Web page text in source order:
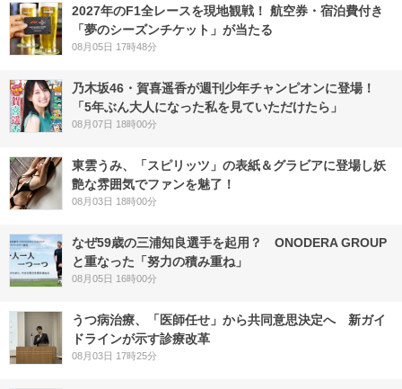
2027年のF1全レースを現地観戦！ 航空券・宿泊費付き
「夢のシーズンチケット」が当たる
08月05日 17時48分
乃木坂46・賀喜遥香が週刊少年チャンピオンに登場！
「5年ぶん大人になった私を見ていただけたら」
08月07日 18時00分
東雲うみ、「スピリッツ」の表紙＆グラビアに登場し妖
艶な雰囲気でファンを魅了！
08月03日 18時00分
なぜ59歳の三浦知良選手を起用？ ONODERA GROUP
と重なった「努力の積み重ね」
08月05日 16時00分
うつ病治療、「医師任せ」から共同意思決定へ 新ガイ
ドラインが示す診療改革
08月03日 17時25分